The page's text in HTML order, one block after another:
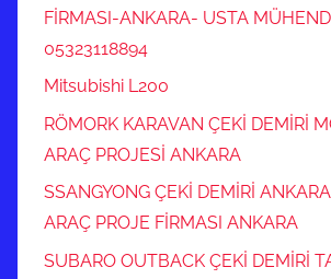
FİRMASI-ANKARA- USTA
05323118894
Mitsubishi L200
RÖMORK KARAVAN ÇEKİ DEMİRİ
ARAÇ PROJESİ ANKARA
SSANGYONG ÇEKİ DEMİRİ
ARAÇ PROJE FİRMASI ANKARA
SUBARO OUTBACK ÇEKİ DEMİRİ